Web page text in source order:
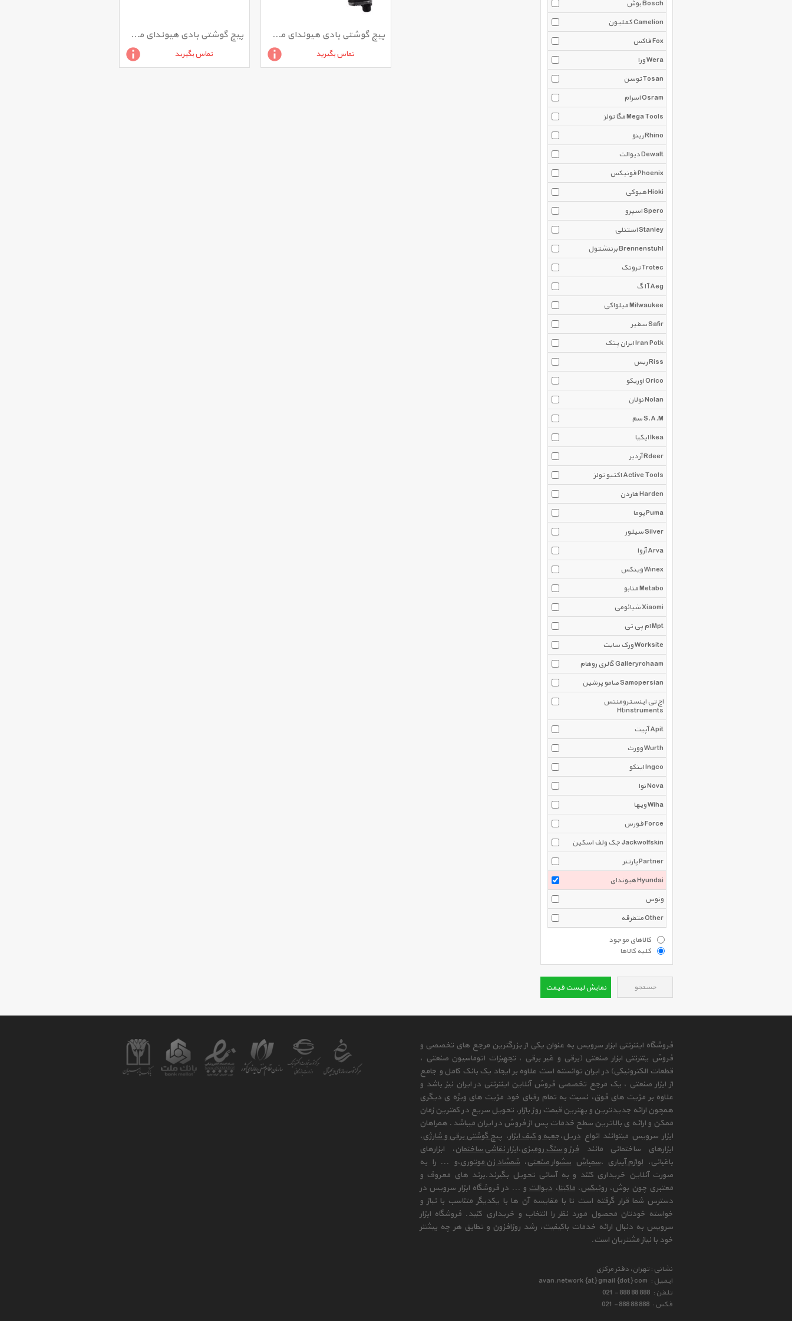
پیچ گوشتی بادی هیوندای مدل HA1316-SD
تماس بگیرید
پیچ گوشتی بادی هیوندای مدل HA1418-SD
تماس بگیرید
بوش Bosch
کملیون Camelion
فاکس Fox
ورا Wera
توسن Tosan
اسرام Osram
مگا تولز Mega Tools
رینو Rhino
دیوالت Dewalt
فونیکس Phoenix
هیوکی Hioki
اسپرو Spero
استنلی Stanley
برننشتول Brennenstuhl
تروتک Trotec
آ ا گ Aeg
میلواکی Milwaukee
سفیر Safir
ایران پتک Iran Potk
ریس Riss
اوریکو Orico
نولان Nolan
سم S.A.M
ایکیا Ikea
آردیر Rdeer
اکتیو تولز Active Tools
هاردن Harden
پوما Puma
سیلور Silver
آروا Arva
وینکس Winex
متابو Metabo
شیائومی Xiaomi
ام پی تی Mpt
ورک سایت Worksite
گالری روهام Galleryrohaam
صامو پرشین Samopersian
اچ تی اینسترومنتس
Htinstruments
آپیت Apit
وورث Wurth
اینکو Ingco
نوا Nova
ویها Wiha
فورس Force
جک ولف اسکین Jackwolfskin
پارتنر Partner
هیوندای Hyundai
ونوس
متفرقه Other
کالاهای موجود
کلیه کالاها
جستجو نمایش لیست قیمت
فروشگاه اینترنتی ابزار سرویس به عنوان یکی از بزرگترین مرجع های تخصصی و
فروش ینترنتی ابزار صنعتی (برقی و غیر برقی ، تجهیزات اتوماسیون صنعتی ،
قطعات الکترونیکی) در ایران توانسته است علاوه بر ایجاد یک بانک کامل و جامع
از ابزار صنعتی ، یک مرجع تخصصی فروش آنلاین اینترنتی در ایران نیز باشد و
علاوه بر مزیت های فوق، نسبت به تمام رقبای خود مزیت های ویژه ی دیگری
همچون ارائه جدیدترین و بهترین قیمت روز بازار، تحویل سریع در کمترین زمان
ممکن و ارائه ی بالاترین سطح خدمات پس از فروش در ایران میباشد. همراهان
ابزار سرویس میتوانند انواعدریل،جعبه و کیف ابزار، پیچ گوشتی برقی و شارژی،
ابزارهای ساختمانی مانندفرز و سنگ رومیزی،ابزار نقاشی ساختمان، ابزارهای
باغبانی،لوازم آبیاری،سمپاش سشوار صنعتی،شمشاد زن موتوری،و ... را به
صورت آنلاین خریداری کنند و به آسانی تحویل بگیرند.برند های معروف و
معتبری چون بوش، رونیکس،ماکیتا، دیوالتو ... در فروشگاه ابزار سرویس در
دسترس شما قرار گرفته است تا با مقایسه آن ها با یکدیگر متناسب با نیاز و
خواسته خودتان محصول مورد نظر را انتخاب و خریداری کنید. فروشگاه ابزار
سرویس به دنبال ارائه خدمات باکیفیت، رشد روزافزون و تطابق هر چه بیشتر
خود با نیاز مشتریان است.
نشانی : تهران، دفتر مرکزی
ایمیل : avan.network {at} gmail {dot} com
تلفن : 021 - 888 88 888
فکس : 021 - 888 88 888